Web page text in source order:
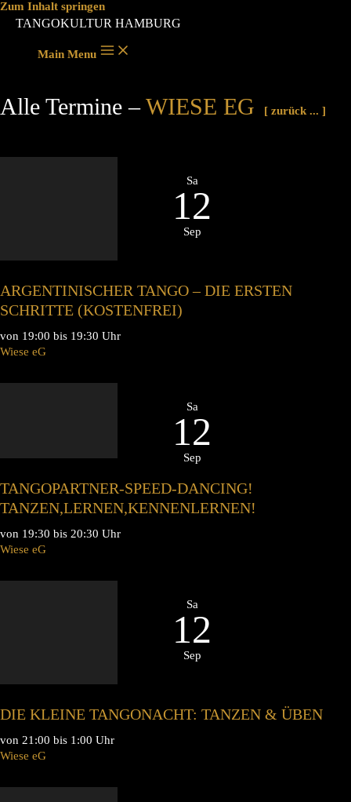
Zum Inhalt springen
TANGOKULTUR HAMBURG
Main Menu
Alle Termine –WIESE EG [ zurück ... ]
Sa
12
Sep
ARGENTINISCHER TANGO – DIE ERSTEN
SCHRITTE (KOSTENFREI)
von 19:00 bis 19:30 Uhr
Wiese eG
Sa
12
Sep
TANGOPARTNER-SPEED-DANCING!
TANZEN,LERNEN,KENNENLERNEN!
von 19:30 bis 20:30 Uhr
Wiese eG
Sa
12
Sep
DIE KLEINE TANGONACHT: TANZEN & ÜBEN
von 21:00 bis 1:00 Uhr
Wiese eG